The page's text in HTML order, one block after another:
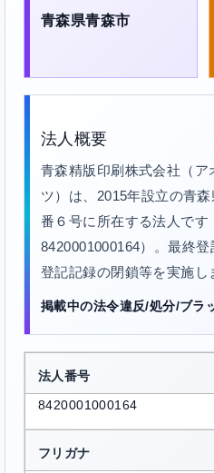
青森県青森市
法人概要
青森精版印刷株式会社（ア
ツ）は、2015年設立の青
番６号に所在する法人です
8420001000164）。最終登
登記記録の閉鎖等を実施し
掲載中の法令違反/処分/ブラ
法人番号
8420001000164
フリガナ